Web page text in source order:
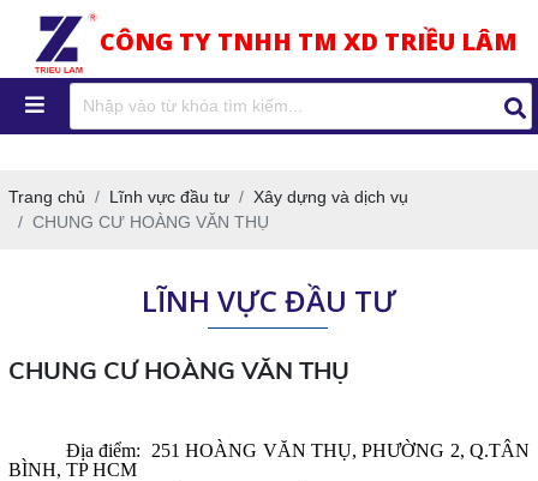
CÔNG TY TNHH TM XD TRIỀU LÂM
Trang chủ Lĩnh vực đầu tư
Xây dựng và dịch vụ
CHUNG CƯ HOÀNG VĂN THỤ
LĨNH VỰC ĐẦU TƯ
CHUNG CƯ HOÀNG VĂN THỤ
Địa điểm: 251 HOÀNG VĂN THỤ, PHƯỜNG 2, Q.TÂN
BÌNH, TP HCM